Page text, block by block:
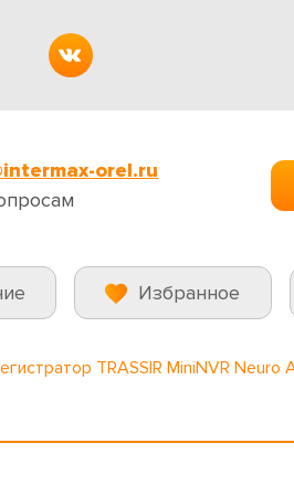
orel.ru
Избранное
TRASSIR MiniNVR Neuro